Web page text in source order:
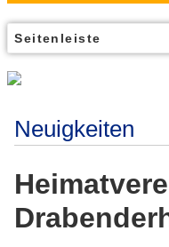
Seitenleiste
Neuigkeiten